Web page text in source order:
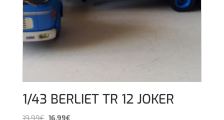
1/43 BERLIET TR 12 JOKER
El El